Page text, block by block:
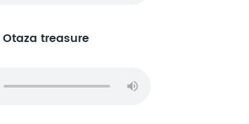
Otaza treasure